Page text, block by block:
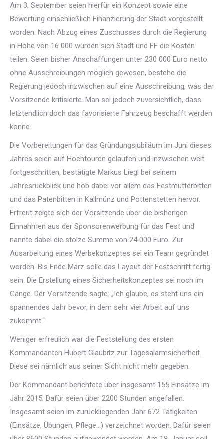
Am 3. September seien hierfür ein Konzept sowie eine
Bewertung einschließlich Finanzierung der Stadt vorgestellt
worden. Nach Abzug eines Zuschusses durch die Regierung
in Höhe von 16 000 würden sich Stadt und FF die Kosten
teilen. Seien bisher Anschaffungen unter 230 000 Euro netto
ohne Ausschreibungen möglich gewesen, bestehe die
Regierung jedoch inzwischen auf eine Ausschreibung, was der
Vorsitzende kritisierte. Man sei jedoch zuversichtlich, dass
letztendlich doch das favorisierte Fahrzeug beschafft werden
könne.
Die Vorbereitungen für das Gründungsjubiläum im Juni dieses
Jahres seien auf Hochtouren gelaufen und inzwischen weit
fortgeschritten, bestätigte Markus Liegl bei seinem
Jahresrückblick und hob dabei vor allem das Festmutterbitten
und das Patenbitten in Kallmünz und Pottenstetten hervor.
Erfreut zeigte sich der Vorsitzende über die bisherigen
Einnahmen aus der Sponsorenwerbung für das Fest und
nannte dabei die stolze Summe von 24 000 Euro. Zur
Ausarbeitung eines Werbekonzeptes sei ein Team gegründet
worden. Bis Ende März solle das Layout der Festschrift fertig
sein. Die Erstellung eines Sicherheitskonzeptes sei noch im
Gange. Der Vorsitzende sagte: „Ich glaube, es steht uns ein
spannendes Jahr bevor, in dem sehr viel Arbeit auf uns
zukommt.“
Weniger erfreulich war die Feststellung des ersten
Kommandanten Hubert Glaubitz zur Tagesalarmsicherheit.
Diese sei nämlich aus seiner Sicht nicht mehr gegeben.
Der Kommandant berichtete über insgesamt 155 Einsätze im
Jahr 2015. Dafür seien über 2200 Stunden angefallen.
Insgesamt seien im zurückliegenden Jahr 672 Tätigkeiten
(Einsätze, Übungen, Pflege…) verzeichnet worden. Dafür seien